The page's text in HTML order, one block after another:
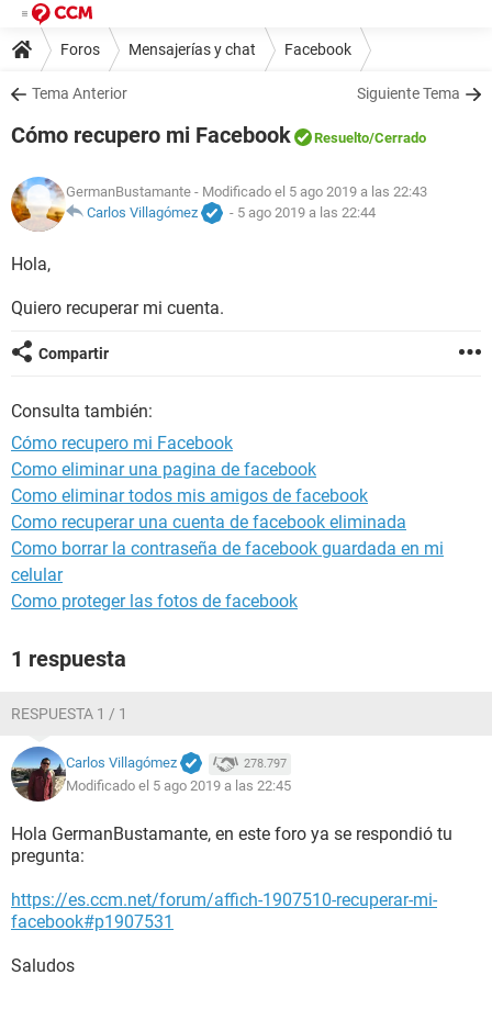
Foros Mensajerías y chat Facebook
Tema Anterior Siguiente Tema
Cómo recupero mi Facebook Resuelto/Cerrado
GermanBustamante - Modificado el 5 ago 2019 a las 22:43
Carlos Villagómez
- 5 ago 2019 a las 22:44
Hola,
Quiero recuperar mi cuenta.
Compartir
Consulta también:
Cómo recupero mi Facebook
Como eliminar una pagina de facebook
Como eliminar todos mis amigos de facebook
Como recuperar una cuenta de facebook eliminada
Como borrar la contraseña de facebook guardada en mi
celular
Como proteger las fotos de facebook
1 respuesta
RESPUESTA 1 / 1
Carlos Villagómez 278.797
Modificado el 5 ago 2019 a las 22:45
Hola GermanBustamante, en este foro ya se respondió tu
pregunta:
https://es.ccm.net/forum/affich-1907510-recuperar-mi-
facebook#p1907531
Saludos